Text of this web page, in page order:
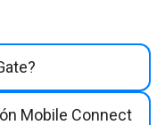
Mobile Connect